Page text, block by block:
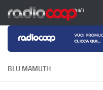
Salta al contenuto
BLU MAMUTH